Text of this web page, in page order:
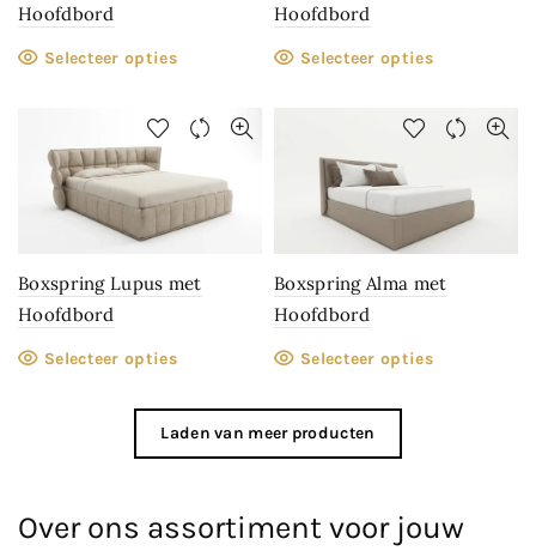
Hoofdbord
Selecteer opties
Hoofdbord
Selecteer opties
Boxspring Lupus met
Hoofdbord
Selecteer opties
Boxspring Alma met
Hoofdbord
Selecteer opties
Laden van meer producten
Over ons assortiment voor jouw